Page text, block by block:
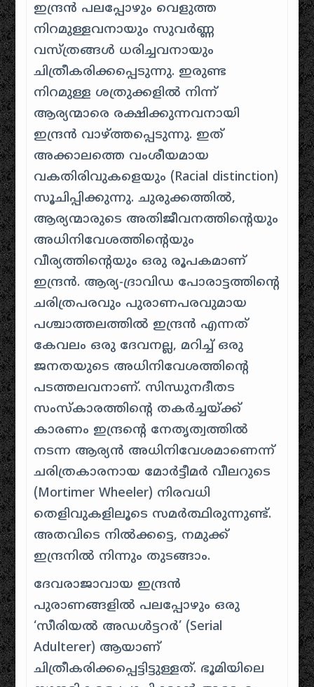
ഇന്ദ്രൻ പലപ്പോഴും വെളുത്ത
നിറമുള്ളവനായും സുവർണ്ണ
വസ്ത്രങ്ങൾ ധരിച്ചവനായും
ചിത്രീകരിക്കപ്പെടുന്നു. ഇരുണ്ട
നിറമുള്ള ശത്രുക്കളിൽ നിന്ന്
ആര്യന്മാരെ രക്ഷിക്കുന്നവനായി
ഇന്ദ്രൻ വാഴ്ത്തപ്പെടുന്നു. ഇത്
അക്കാലത്തെ വംശീയമായ
വകതിരിവുകളെയും (Racial distinction)
സൂചിപ്പിക്കുന്നു. ചുരുക്കത്തിൽ,
ആര്യന്മാരുടെ അതിജീവനത്തിന്റെയും
അധിനിവേശത്തിന്റെയും
വീര്യത്തിന്റെയും ഒരു രൂപകമാണ്
ഇന്ദ്രൻ. ആര്യ-ദ്രാവിഡ പോരാട്ടത്തിന്റെ
ചരിത്രപരവും പുരാണപരവുമായ
പശ്ചാത്തലത്തിൽ ഇന്ദ്രൻ എന്നത്
കേവലം ഒരു ദേവനല്ല, മറിച്ച് ഒരു
ജനതയുടെ അധിനിവേശത്തിന്റെ
പടത്തലവനാണ്. സിന്ധുനദീതട
സംസ്കാരത്തിന്റെ തകർച്ചയ്ക്ക്
കാരണം ഇന്ദ്രന്റെ നേതൃത്വത്തിൽ
നടന്ന ആര്യൻ അധിനിവേശമാണെന്ന്
ചരിത്രകാരനായ മോർട്ടീമർ വീലറുടെ
(Mortimer Wheeler) നിരവധി
തെളിവുകളിലൂടെ സമർത്ഥിരുന്നുണ്ട്.
അതവിടെ നിൽക്കട്ടെ, നമുക്ക്
ഇന്ദ്രനിൽ നിന്നും തുടങ്ങാം.
ദേവരാജാവായ ഇന്ദ്രൻ
പുരാണങ്ങളിൽ പലപ്പോഴും ഒരു
‘സീരിയൽ അഡൾട്ടറർ’ (Serial
Adulterer) ആയാണ്
ചിത്രീകരിക്കപ്പെട്ടിട്ടുള്ളത്. ഭൂമിയിലെ